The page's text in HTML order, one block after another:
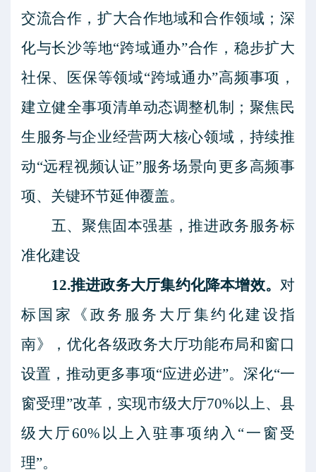
交流合作，扩大合作地域和合作领域；深
化与长沙等地“跨域通办”合作，稳步扩大
社保、医保等领域“跨域通办”高频事项，
建立健全事项清单动态调整机制；聚焦民
生服务与企业经营两大核心领域，持续推
动“远程视频认证”服务场景向更多高频事
项、关键环节延伸覆盖。
五、聚焦固本强基，推进政务服务标
准化建设
12.推进政务大厅集约化降本增效。 对
标国家《政务服务大厅集约化建设指
南》，优化各级政务大厅功能布局和窗口
设置，推动更多事项“应进必进”。深化“一
窗受理”改革，实现市级大厅70%以上、县
级大厅60%以上入驻事项纳入“一窗受
理”。